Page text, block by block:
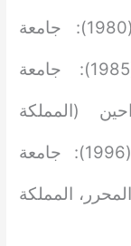
بكالوريوس جراحة الأسنان (1980): جامعة
ماجستير جراحة الأسنان (1985): جامعة
(المملكة
بكالوريوس الطب والجراحة (1996): جامعة
المملكة